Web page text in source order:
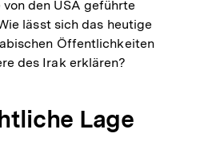
den USA geführte
lässt sich das heutige
Öffentlichkeiten
des Irak erklären?
Lage